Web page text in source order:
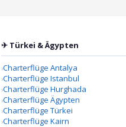
✈ Türkei & Ägypten
Charterflüge Antalya
Charterflüge Istanbul
Charterflüge Hurghada
Charterflüge Ägypten
Charterflüge Türkei
Charterflüge Kairn